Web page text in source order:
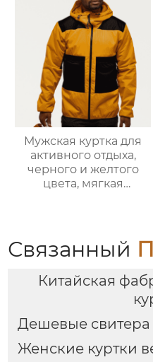
Мужская куртка для
активного отдыха,
черного и желтого
цвета, мягкая
Связанный
Китайская
Дешевые свитера
Женские куртки